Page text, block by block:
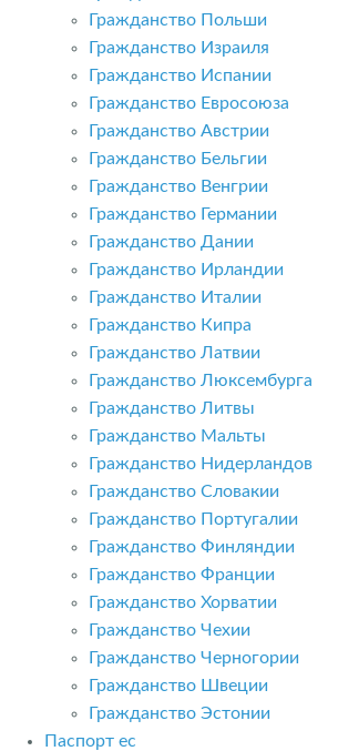
Гражданство Польши
Гражданство Израиля
Гражданство Испании
Гражданство Евросоюза
Гражданство Австрии
Гражданство Бельгии
Гражданство Венгрии
Гражданство Германии
Гражданство Дании
Гражданство Ирландии
Гражданство Италии
Гражданство Кипра
Гражданство Латвии
Гражданство Люксембурга
Гражданство Литвы
Гражданство Мальты
Гражданство Нидерландов
Гражданство Словакии
Гражданство Португалии
Гражданство Финляндии
Гражданство Франции
Гражданство Хорватии
Гражданство Чехии
Гражданство Черногории
Гражданство Швеции
Гражданство Эстонии
Паспорт ес